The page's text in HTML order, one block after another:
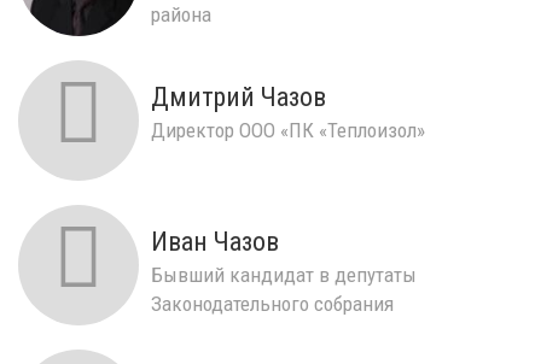
района
Дмитрий Чазов
Директор ООО «ПК «Теплоизол»
Иван Чазов
Бывший кандидат в депутаты
Законодательного собрания